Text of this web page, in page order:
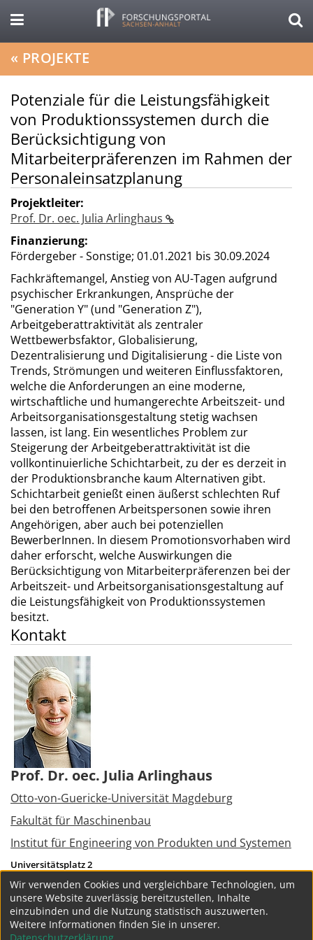
« PROJEKTE
Potenziale für die Leistungsfähigkeit
von Produktionssystemen durch die
Berücksichtigung von
Mitarbeiterpräferenzen im Rahmen der
Personaleinsatzplanung
Projektleiter:
Prof. Dr. oec. Julia Arlinghaus
Finanzierung:
Fördergeber - Sonstige; 01.01.2021 bis 30.09.2024
Fachkräftemangel, Anstieg von AU-Tagen aufgrund
psychischer Erkrankungen, Ansprüche der
"Generation Y" (und "Generation Z"),
Arbeitgeberattraktivität als zentraler
Wettbewerbsfaktor, Globalisierung,
Dezentralisierung und Digitalisierung - die Liste von
Trends, Strömungen und weiteren Einflussfaktoren,
welche die Anforderungen an eine moderne,
wirtschaftliche und humangerechte Arbeitszeit- und
Arbeitsorganisationsgestaltung stetig wachsen
lassen, ist lang. Ein wesentliches Problem zur
Steigerung der Arbeitgeberattraktivität ist die
vollkontinuierliche Schichtarbeit, zu der es derzeit in
der Produktionsbranche kaum Alternativen gibt.
Schichtarbeit genießt einen äußerst schlechten Ruf
bei den betroffenen Arbeitspersonen sowie ihren
Angehörigen, aber auch bei potenziellen
BewerberInnen. In diesem Promotionsvorhaben wird
daher erforscht, welche Auswirkungen die
Berücksichtigung von Mitarbeiterpräferenzen bei der
Arbeitszeit- und Arbeitsorganisationsgestaltung auf
die Leistungsfähigkeit von Produktionssystemen
besitzt.
Kontakt
Prof. Dr. oec. Julia Arlinghaus
Otto-von-Guericke-Universität Magdeburg
Fakultät für Maschinenbau
Institut für Engineering von Produkten und Systemen
Universitätsplatz 2
39106
Magdeburg
Tel.:
+49 391 6757409
julia.arlinghaus@ovgu.de
weitere Projekte
Wir verwenden Cookies und vergleichbare Technologien, um
unsere Website zuverlässig bereitzustellen, Inhalte
einzubinden und die Nutzung statistisch auszuwerten.
Weitere Informationen finden Sie in unserer.